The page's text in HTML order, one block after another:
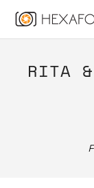
RITA &